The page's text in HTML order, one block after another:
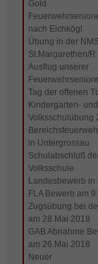
Gold
nach Eichkögl
Übung in der NMS
St.Margarethen/R
Ausflug unserer
Tag der offenen
Kindergarten- und
Volksschulübung
in Untergrossau
Schulabschluß
Volksschule
Landesbewerb in
FLA Bewerb am
Zugsübung bei
am 28.Mai 2018
GAB Abnahme
am 26.Mai 2018
Neuer